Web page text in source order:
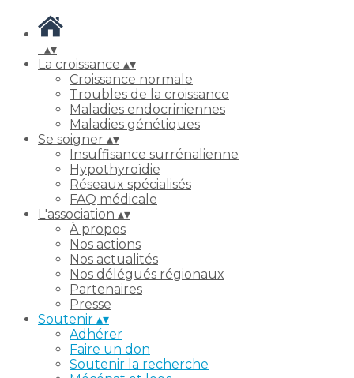
▴▾
La croissance ▴▾
Croissance normale
Troubles de la croissance
Maladies endocriniennes
Maladies génétiques
Se soigner ▴▾
Insuffisance surrénalienne
Hypothyroïdie
Réseaux spécialisés
FAQ médicale
L'association ▴▾
À propos
Nos actions
Nos actualités
Nos délégués régionaux
Partenaires
Presse
Soutenir ▴▾
Adhérer
Faire un don
Soutenir la recherche